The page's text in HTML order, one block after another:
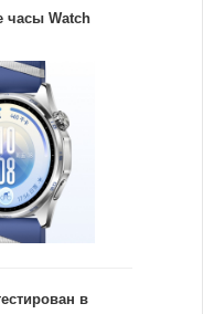
часы Watch
в